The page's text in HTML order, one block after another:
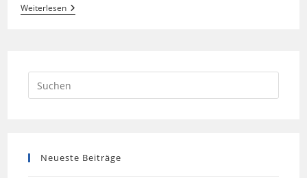
WeiterlesenBremen
Global
Beteiligung
Durchgeführt
Neueste Beiträge